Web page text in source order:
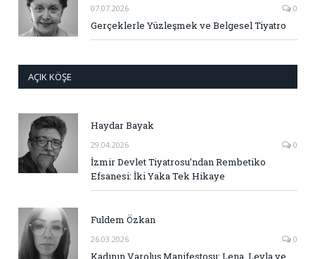
07.07.2026 0
Gerçeklerle Yüzleşmek ve Belgesel Tiyatro
AÇIK KÖŞE
Haydar Bayak
29.04.2026 0
İzmir Devlet Tiyatrosu’ndan Rembetiko
Efsanesi: İki Yaka Tek Hikaye
Fuldem Özkan
26.03.2026 0
Kadının Varoluş Manifestosu: Lena, Leyla ve